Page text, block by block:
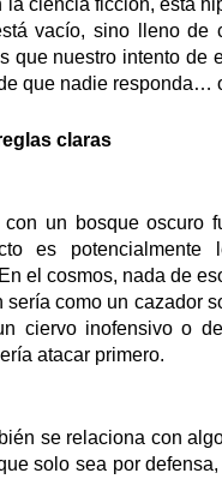
la ciencia ficción, esta
vacío, sino lleno de
que nuestro intento
que nadie responda…
claras
con un bosque oscuro
es
el cosmos, nada de
como un cazador
ciervo inofensivo o
atacar primero.
se relaciona con
solo sea por